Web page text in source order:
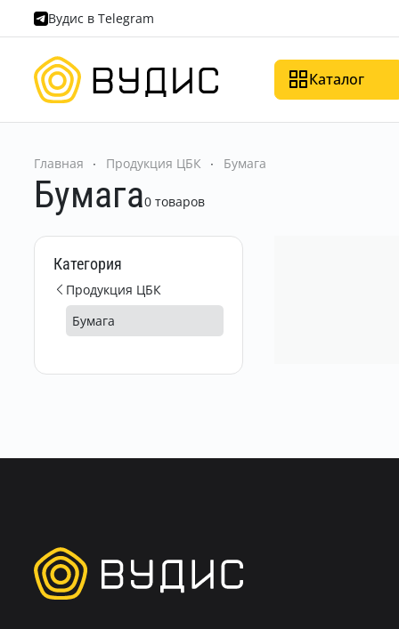
Вудис в Telegram
Каталог
Главная Продукция ЦБК Бумага
Бумага0 товаров
Категория
Продукция ЦБК
Бумага